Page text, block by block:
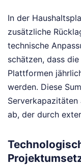
In der
zusätzliche
technische
schätzen, dass
Plattformen
werden. Diese
ab, der durch